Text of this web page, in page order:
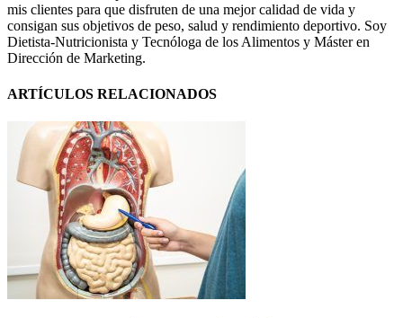
mis clientes para que disfruten de una mejor calidad de vida y
consigan sus objetivos de peso, salud y rendimiento deportivo. Soy
Dietista-Nutricionista y Tecnóloga de los Alimentos y Máster en
Dirección de Marketing.
ARTÍCULOS RELACIONADOS